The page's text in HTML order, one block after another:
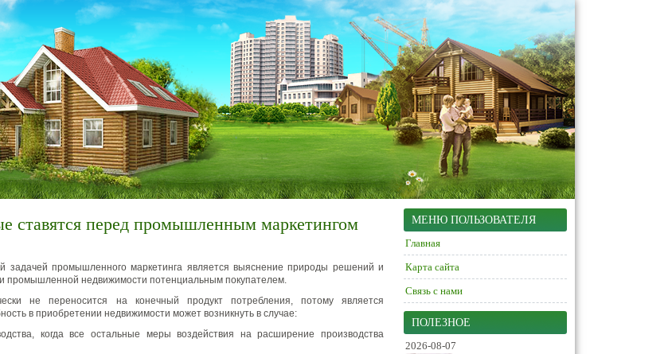
ставятся перед промышленным маркетингом
задачей промышленного маркетинга является выяснение природы решений и
промышленной недвижимости потенциальным покупателем.
не переносится на конечный продукт потребления, потому является
в приобретении недвижимости может возникнуть в случае:
когда все остальные меры воздействия на расширение производства
МЕНЮ ПОЛЬЗОВАТЕЛЯ
Главная
Карта сайта
Связь с нами
ПОЛЕЗНОЕ
2026-08-07